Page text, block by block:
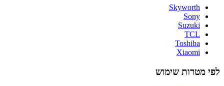
Skyworth
Sony
Suzuki
TCL
Toshiba
Xiaomi
לפי מטרות שימוש